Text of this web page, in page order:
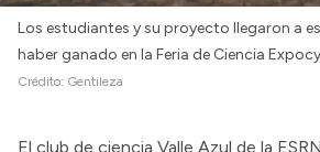
Los estudiantes y su proyecto llegaron a
haber ganado en la Feria de Ciencia
Crédito: Gentileza
El club de ciencia Valle Azul de la